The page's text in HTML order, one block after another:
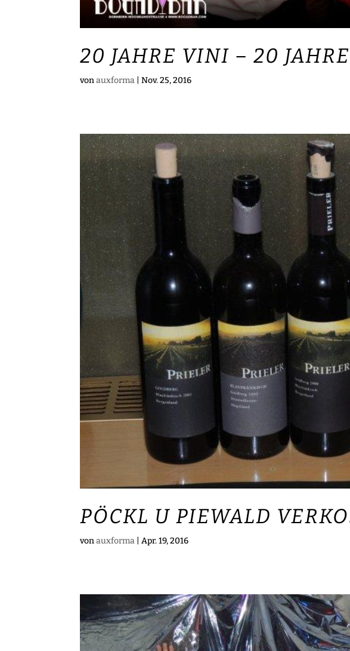
20 JAHRE VINI – 20
vonauxforma |Nov. 25, 2016
PÖCKL U PIEWALD
vonauxforma |Apr. 19, 2016